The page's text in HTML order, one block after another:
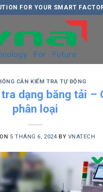
FOR YOUR SMART
CÂN KIỂM TRA TỰ ĐỘNG
dạng băng tải –
phân loại
5 THÁNG 6, 2024 BY VNATECH